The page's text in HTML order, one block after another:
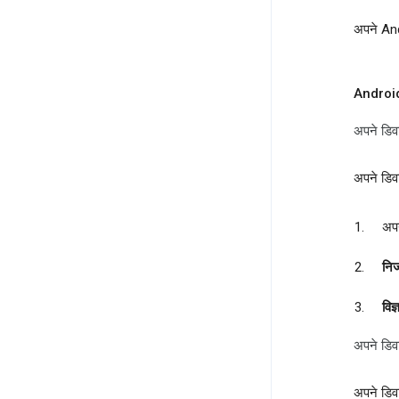
अपने
अपने
अपने
अपने
अपने